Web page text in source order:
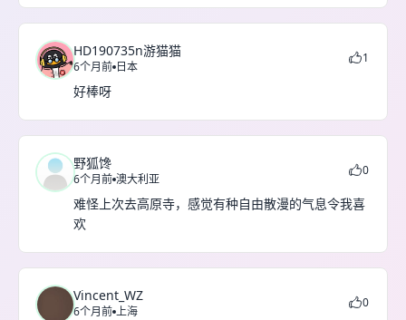
HD190735n游猫猫
6个月前 日本
1
好棒呀
野狐馋
6个月前 澳大利亚
0
难怪上次去高原寺，感觉有种自由散漫的气息令我喜
欢
Vincent_WZ
6个月前 上海
0